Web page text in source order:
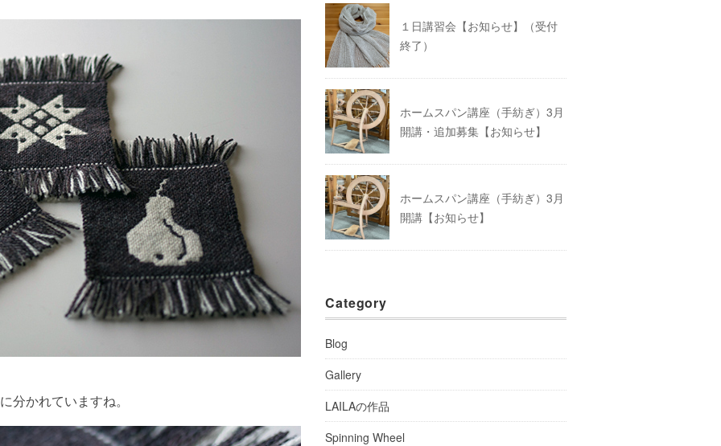
分かれていますね。
１日講習会【お知らせ】（受付
終了）
ホームスパン講座（手紡ぎ）3月
開講・追加募集【お知らせ】
ホームスパン講座（手紡ぎ）3月
開講【お知らせ】
Category
Blog
Gallery
LAILAの作品
Spinning Wheel